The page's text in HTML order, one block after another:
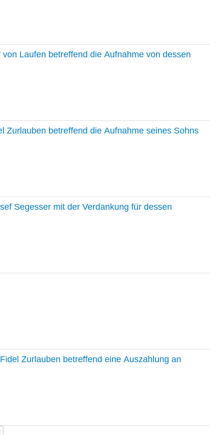
Laufen betreffend die Aufnahme von dessen
Zurlauben betreffend die Aufnahme seines Sohns
Segesser mit der Verdankung für dessen
Zurlauben betreffend eine Auszahlung an